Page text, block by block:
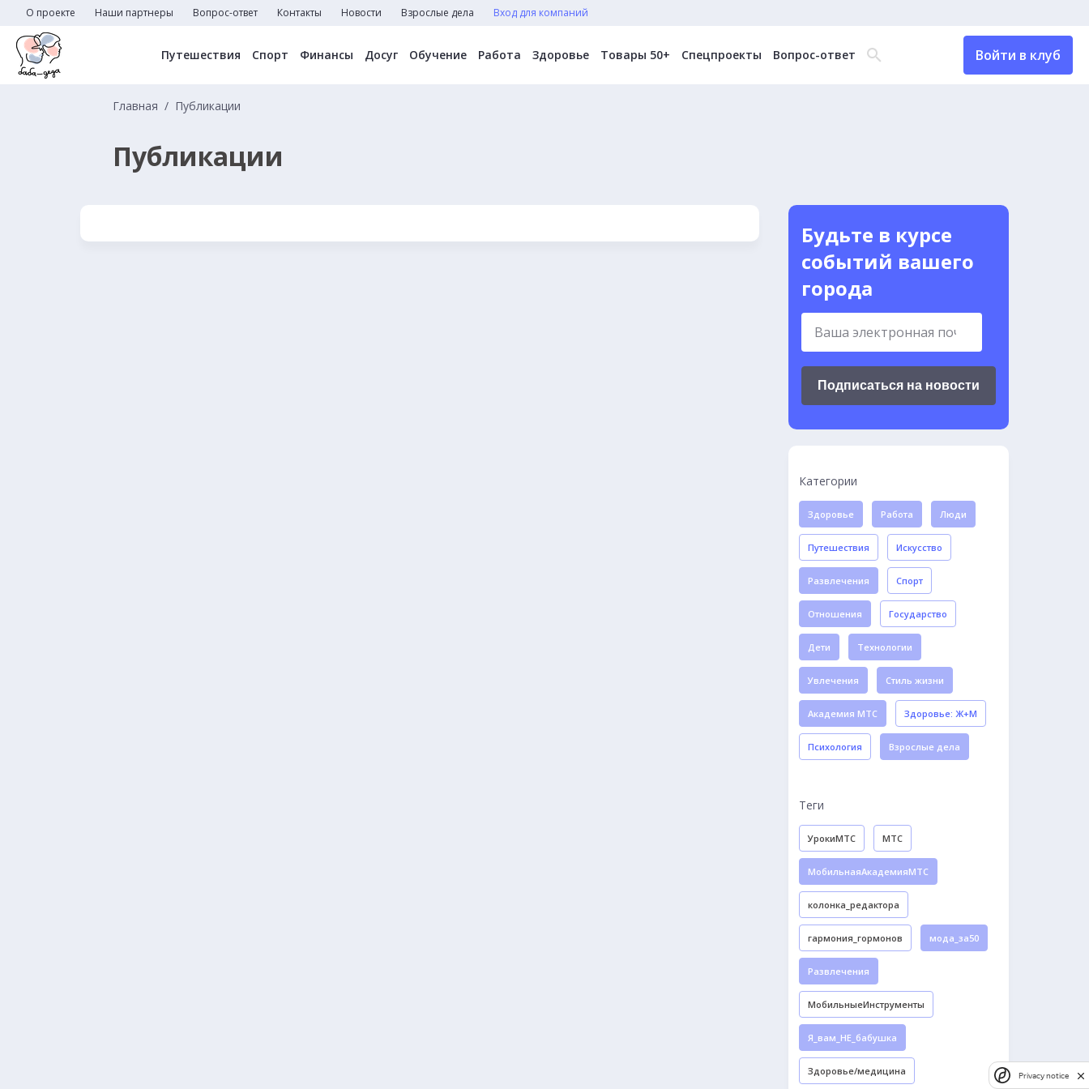
О проекте Наши партнеры Вопрос-ответ Контакты Новости Взрослые дела Вход для компаний
Путешествия Спорт Финансы Досуг Обучение Работа Здоровье Товары 50+ Спецпроекты Вопрос-ответ Войти в клуб
Главная Публикации
Публикации
Будьте в курсе
событий вашего
города
Подписаться на новости
Категории
Здоровье Работа Люди
Путешествия Искусство
Развлечения Спорт
Отношения Государство
Дети Технологии
Увлечения Стиль жизни
Академия МТС Здоровье: Ж+М
Психология Взрослые дела
Теги
УрокиМТС МТС
МобильнаяАкадемияМТС
колонка_редактора
гармония_гормонов мода_за50
Развлечения
МобильныеИнструменты
Я_вам_НЕ_бабушка
Здоровье/медицина Privacy notice